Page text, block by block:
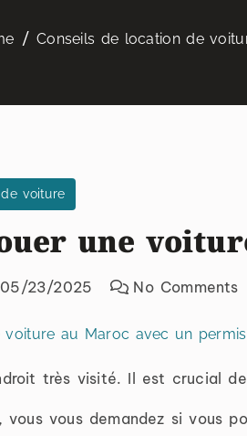
Conseils de location de
voiture
une
05/23/2025 No Comments
très visité. Il est crucial
vous vous demandez si vous